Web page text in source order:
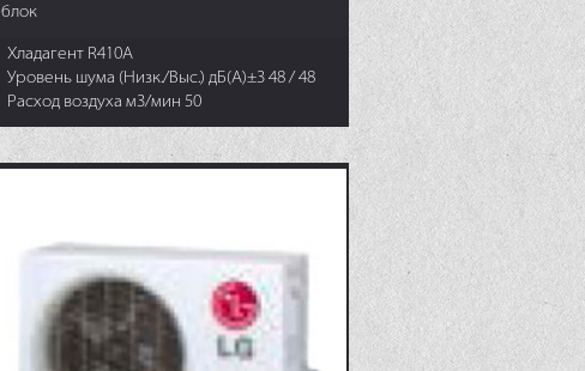
блок
Хладагент R410A
Уровень шума (Низк./Выс.) дБ(А)±3 48 / 48
Расход воздуха м3/мин 50